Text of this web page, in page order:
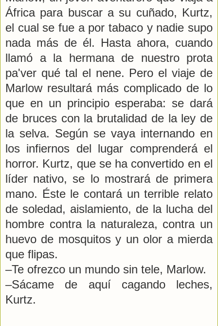
África para buscar a su cuñado, Kurtz,
el cual se fue a por tabaco y nadie supo
nada más de él. Hasta ahora, cuando
llamó a la hermana de nuestro prota
pa'ver qué tal el nene. Pero el viaje de
Marlow resultará más complicado de lo
que en un principio esperaba: se dará
de bruces con la brutalidad de la ley de
la selva. Según se vaya internando en
los infiernos del lugar comprenderá el
horror. Kurtz, que se ha convertido en el
líder nativo, se lo mostrará de primera
mano. Éste le contará un terrible relato
de soledad, aislamiento, de la lucha del
hombre contra la naturaleza, contra un
huevo de mosquitos y un olor a mierda
que flipas.
–Te ofrezco un mundo sin tele, Marlow.
–Sácame de aquí cagando leches,
Kurtz.